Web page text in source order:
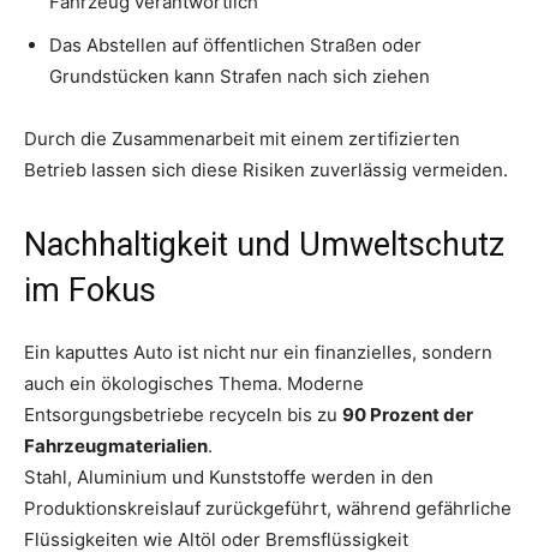
Das Abstellen auf öffentlichen Straßen oder
Grundstücken kann Strafen nach sich ziehen
Durch die Zusammenarbeit mit einem zertifizierten
Betrieb lassen sich diese Risiken zuverlässig vermeiden.
Nachhaltigkeit und Umweltschutz
im Fokus
Ein kaputtes Auto ist nicht nur ein finanzielles, sondern
auch ein ökologisches Thema. Moderne
Entsorgungsbetriebe recyceln bis zu 90 Prozent der
Fahrzeugmaterialien.
Stahl, Aluminium und Kunststoffe werden in den
Produktionskreislauf zurückgeführt, während gefährliche
Flüssigkeiten wie Altöl oder Bremsflüssigkeit